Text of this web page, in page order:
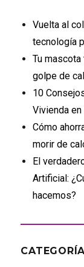
Vuelta al
tecnología
Tu
golpe de
10
Vivienda
Cómo
morir de
El
Artificial:
hacemos?